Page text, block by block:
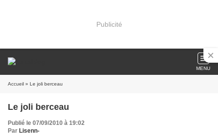
Publicité
MENU
Accueil » Le joli berceau
Le joli berceau
Publié le 07/09/2010 à 19:02
Par Lisenn-